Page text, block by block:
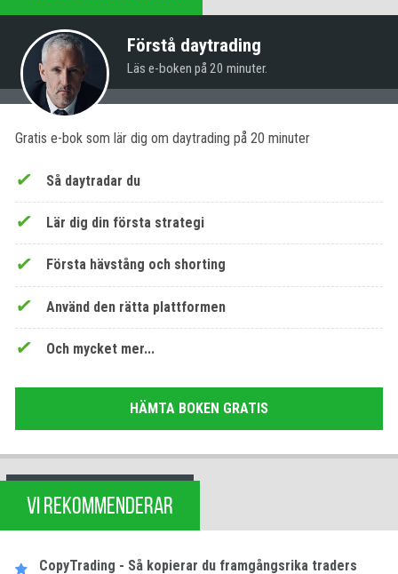
Förstå daytrading
Läs e-boken på 20 minuter.
Gratis e-bok som lär dig om daytrading på 20 minuter
Så daytradar du
Lär dig din första strategi
Första hävstång och shorting
Använd den rätta plattformen
Och mycket mer...
HÄMTA BOKEN GRATIS
VI REKOMMENDERAR
CopyTrading - Så kopierar du framgångsrika traders